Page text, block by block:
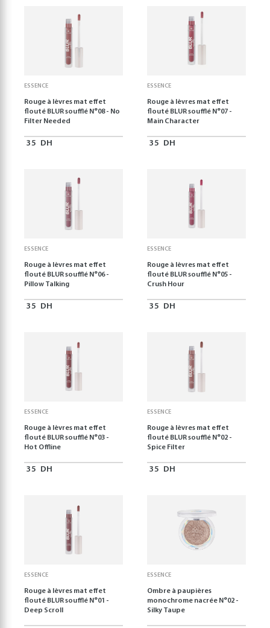
ESSENCE
Rouge à lèvres mat effet
flouté BLUR soufflé N°08 - No
Filter Needed
35 DH
ESSENCE
Rouge à lèvres mat effet
flouté BLUR soufflé N°07 -
Main Character
35 DH
ESSENCE
Rouge à lèvres mat effet
flouté BLUR soufflé N°06 -
Pillow Talking
35 DH
ESSENCE
Rouge à lèvres mat effet
flouté BLUR soufflé N°05 -
Crush Hour
35 DH
ESSENCE
Rouge à lèvres mat effet
flouté BLUR soufflé N°03 -
Hot Offline
35 DH
ESSENCE
Rouge à lèvres mat effet
flouté BLUR soufflé N°02 -
Spice Filter
35 DH
ESSENCE
Rouge à lèvres mat effet
flouté BLUR soufflé N°01 -
Deep Scroll
ESSENCE
Ombre à paupières
monochrome nacrée N°02 -
Silky Taupe